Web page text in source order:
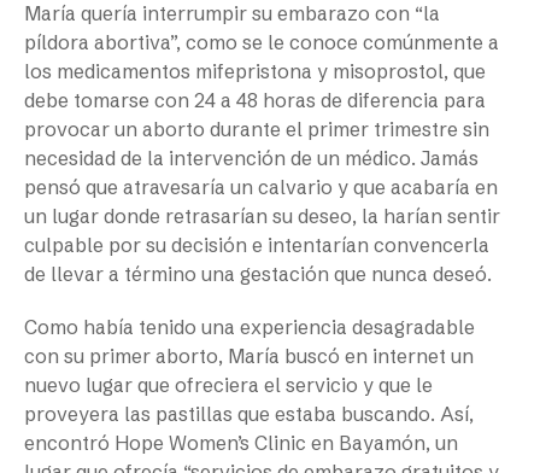
María quería interrumpir su embarazo con “la
píldora abortiva”, como se le conoce comúnmente a
los medicamentos mifepristona y misoprostol, que
debe tomarse con 24 a 48 horas de diferencia para
provocar un aborto durante el primer trimestre sin
necesidad de la intervención de un médico. Jamás
pensó que atravesaría un calvario y que acabaría en
un lugar donde retrasarían su deseo, la harían sentir
culpable por su decisión e intentarían convencerla
de llevar a término una gestación que nunca deseó.
Como había tenido una experiencia desagradable
con su primer aborto, María buscó en internet un
nuevo lugar que ofreciera el servicio y que le
proveyera las pastillas que estaba buscando. Así,
encontró Hope Women’s Clinic en Bayamón, un